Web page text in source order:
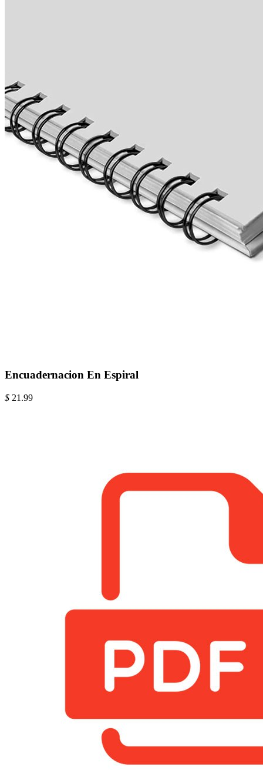
Encuadernacion En Espiral
$ 21.99